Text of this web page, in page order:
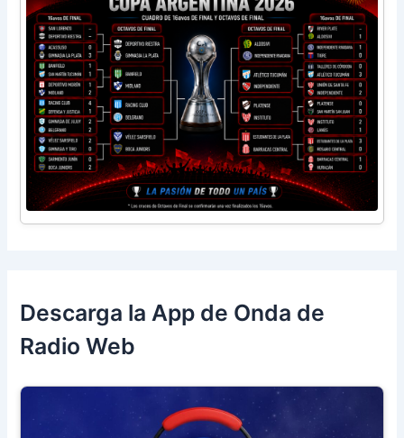
Descarga la App de Onda de
Radio Web